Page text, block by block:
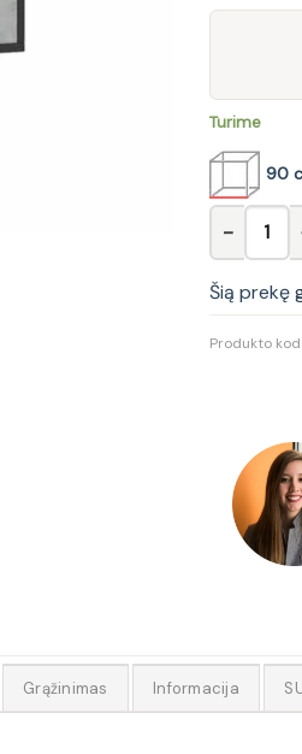
Turime
90
produkto
Šią prekę
Produkto
Grąžinimas Informacija